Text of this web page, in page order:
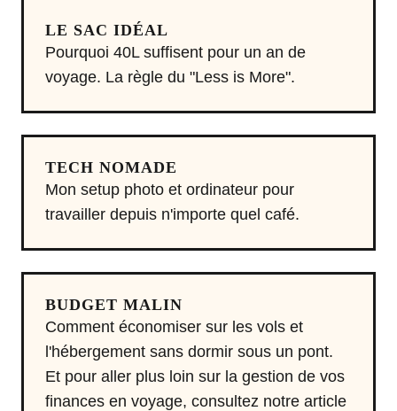
LE SAC IDÉAL
Pourquoi 40L suffisent pour un an de
voyage. La règle du "Less is More".
TECH NOMADE
Mon setup photo et ordinateur pour
travailler depuis n'importe quel café.
BUDGET MALIN
Comment économiser sur les vols et
l'hébergement sans dormir sous un pont.
Et pour aller plus loin sur la gestion de vos
finances en voyage, consultez notre article